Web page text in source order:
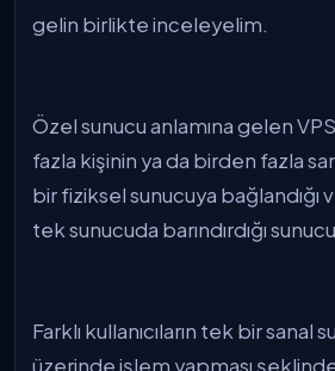
gelin birlikte inceleyelim.
Özel sunucu anlamına gelen
fazla kişinin ya da birden fazla
bir fiziksel sunucuya bağlandığı
tek sunucuda barındırdığı
Farklı kullanıcıların tek bir sanal